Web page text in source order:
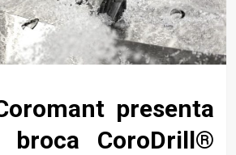
presenta
broca CoroDrill®